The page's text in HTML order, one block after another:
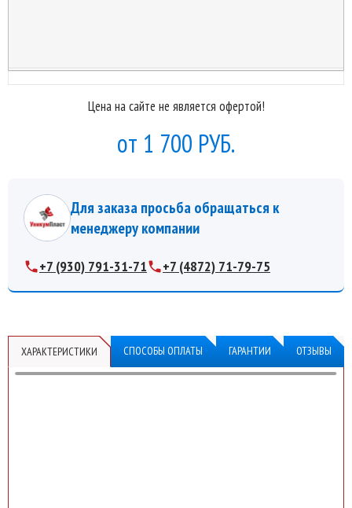
Цена на сайте не является офертой!
1 700 РУБ.
Для заказа просьба обращаться к
менеджеру компании
+7 (930) 791-31-71 +7 (4872) 71-79-75
ХАРАКТЕРИСТИКИ СПОСОБЫ ОПЛАТЫ ГАРАНТИИ ОТЗЫВЫ